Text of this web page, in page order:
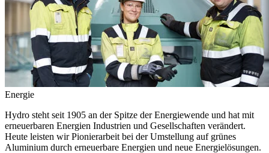
Energie
Hydro steht seit 1905 an der Spitze der Energiewende und hat mit
erneuerbaren Energien Industrien und Gesellschaften verändert.
Heute leisten wir Pionierarbeit bei der Umstellung auf grünes
Aluminium durch erneuerbare Energien und neue Energielösungen.